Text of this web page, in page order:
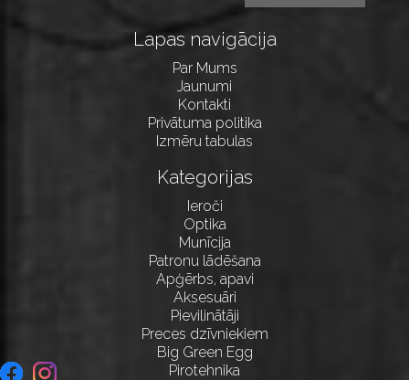
Lapas navigācija
Par Mums
Jaunumi
Kontakti
Privātuma politika
Izmēru tabulas
Kategorijas
Ieroči
Optika
Munīcija
Patronu lādēšana
Apģērbs, apavi
Aksesuāri
Pievilinātāji
Preces dzīvniekiem
Big Green Egg
Pirotehnika